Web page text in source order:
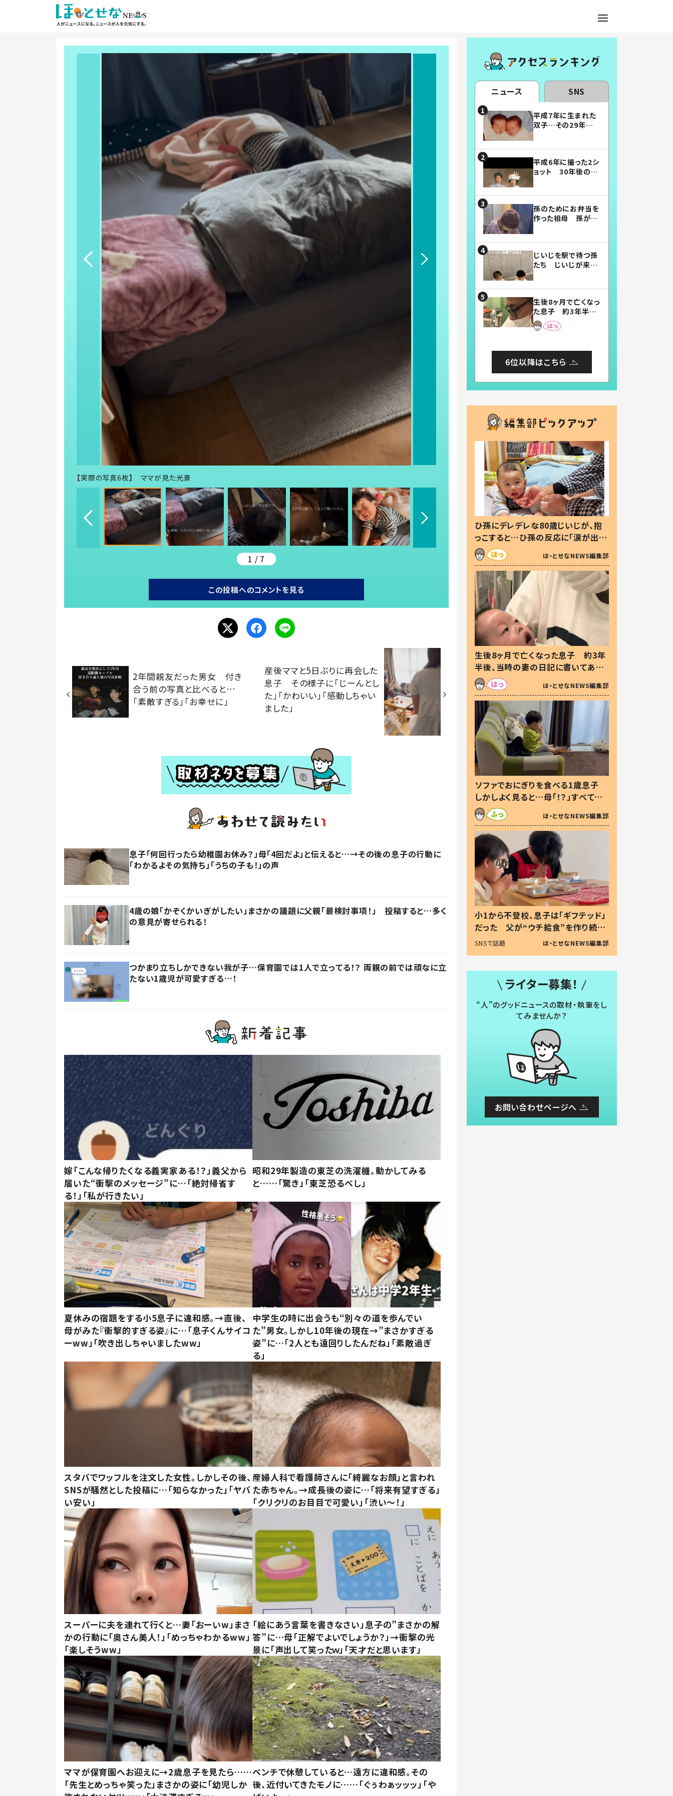
【実際の写真6枚】 ママが見た光景
1 / 7
この投稿へのコメントを見る
2年間親友だった男女 付き
合う前の写真と比べると…
「素敵すぎる」「お幸せに」
産後ママと5日ぶりに再会した
息子 その様子に「じーんとし
た」「かわいい」「感動しちゃい
ました」
息子「何回行ったら幼稚園お休み？」母「4回だよ」と伝えると…→その後の息子の行動に
「わかるよその気持ち」「うちの子も！」の声
4歳の娘「かぞくかいぎがしたい」まさかの議題に父親「最検討事項！」 投稿すると…多く
の意見が寄せられる！
つかまり立ちしかできない我が子…保育園では1人で立ってる！？ 両親の前では頑なに立
たない1歳児が可愛すぎる…！
嫁「こんな帰りたくなる義実家ある！？」義父から
届いた“衝撃のメッセージ”に…「絶対帰省す
る！」「私が行きたい」
昭和29年製造の東芝の洗濯機。動かしてみる
と……「驚き」「東芝恐るべし」
夏休みの宿題をする小5息子に違和感。→直後、
母がみた『衝撃的すぎる姿』に…「息子くんサイコ
ーww」「吹き出しちゃいましたww」
中学生の時に出会うも“別々の道を歩んでい
た”男女。しかし10年後の現在→”まさかすぎる
姿”に…「2人とも遠回りしたんだね」「素敵過ぎ
る」
スタバでワッフルを注文した女性。しかしその後、
SNSが騒然とした投稿に…「知らなかった」「ヤバ
い安い」
産婦人科で看護師さんに「綺麗なお顔」と言われ
た赤ちゃん。→成長後の姿に…「将来有望すぎる」
「クリクリのお目目で可愛い」「渋い～！」
スーパーに夫を連れて行くと…妻「おーいw」まさ
かの行動に「奥さん美人！」「めっちゃわかるww」
「楽しそうww」
「絵にあう言葉を書きなさい」息子の”まさかの解
答”に…母「正解でよいでしょうか？」→衝撃の光
景に「声出して笑ったｗ」「天才だと思います」
ママが保育園へお迎えに→2歳息子を見たら……
「先生とめっちゃ笑った」まさかの姿に「幼児しか
ベンチで休憩していると…遠方に違和感。その
後、近付いてきたモノに……「ぐぅわぁッッッ」「や
ニュース SNS
平成7年に生まれた
双子…その29年後
平成6年に撮った2シ
ョット 30年後の姿
孫のためにお弁当を
作った祖母 孫が絶
じいじを駅で待つ孫
たち じいじが来た
まらない」「幸せにな
れる」
生後8ヶ月で亡くなっ
た息子 約3年半
後、当時の妻の日記
に書いてあった本音
6位以降はこちら
ひ孫にデレデレな80歳じいじが、抱
っこすると…ひ孫の反応に「涙が出ま
した」「可愛くて仕方ない」
ほ・とせなNEWS編集部
生後8ヶ月で亡くなった息子 約3年
半後、当時の妻の日記に書いてあっ
た本音とは
ほ・とせなNEWS編集部
ソファでおにぎりを食べる1歳息子
しかしよく見ると…母「！？」すべてを
察した母の投稿に「可愛いから許
す！」「現行犯〜」
ほ・とせなNEWS編集部
小1から不登校、息子は「ギフテッド」
だった 父が“ウチ給食”を作り続け
る理由とは #令和の親 #令和の子
SNSで話題 ほ・とせなNEWS編集部
ライター募集！
“人”のグッドニュースの取材・執筆をし
てみませんか？
お問い合わせページへ